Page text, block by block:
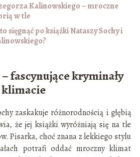
Kalinowskiego – mroczne
w tle
sięgnąć po książki Nataszy Sochy i
fascynujące kryminały
zaskakuje różnorodnością i głębią
że jej książki wyróżniają się na tle
Pisarka, choć znana z lekkiego stylu
potrafi oddać mroczny klimat